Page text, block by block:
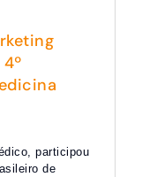
participou
de